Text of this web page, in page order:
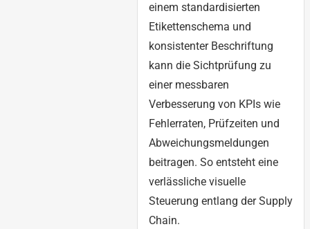
einem standardisierten
Etikettenschema und
konsistenter Beschriftung
kann die Sichtprüfung zu
einer messbaren
Verbesserung von KPIs wie
Fehlerraten, Prüfzeiten und
Abweichungsmeldungen
beitragen. So entsteht eine
verlässliche visuelle
Steuerung entlang der Supply
Chain.